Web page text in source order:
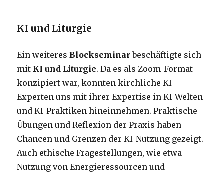
KI und Liturgie
Ein weiteresBlockseminarbeschäftigte sich
mit KI und Liturgie. Da es als Zoom-Format
konzipiert war, konnten kirchliche KI-
Experten uns mit ihrer Expertise in KI-Welten
und KI-Praktiken hineinnehmen. Praktische
Übungen und Reflexion der Praxis haben
Chancen und Grenzen der KI-Nutzung gezeigt.
Auch ethische Fragestellungen, wie etwa
Nutzung von Energieressourcen und